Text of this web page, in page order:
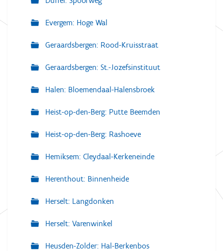
Evergem: Hoge Wal
Geraardsbergen: Rood-Kruisstraat
Geraardsbergen: St.-Jozefsinstituut
Halen: Bloemendaal-Halensbroek
Heist-op-den-Berg: Putte Beemden
Heist-op-den-Berg: Rashoeve
Hemiksem: Cleydaal-Kerkeneinde
Herenthout: Binnenheide
Herselt: Langdonken
Herselt: Varenwinkel
Heusden-Zolder: Hal-Berkenbos